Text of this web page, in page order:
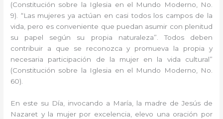
(Constitución sobre la Iglesia en el Mundo Moderno, No.
9). “Las mujeres ya actúan en casi todos los campos de la
vida, pero es conveniente que puedan asumir con plenitud
su papel según su propia naturaleza”. Todos deben
contribuir a que se reconozca y promueva la propia y
necesaria participación de la mujer en la vida cultural”
(Constitución sobre la Iglesia en el Mundo Moderno, No.
60).
En este su Día, invocando a María, la madre de Jesús de
Nazaret y la mujer por excelencia, elevo una oración por